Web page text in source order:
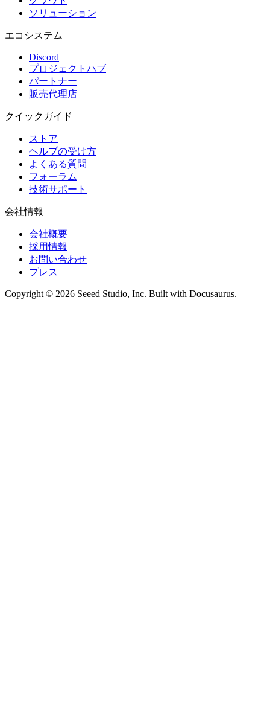
ソリューション
エコシステム
Discord
プロジェクトハブ
パートナー
販売代理店
クイックガイド
ストア
ヘルプの受け方
よくある質問
フォーラム
技術サポート
会社情報
会社概要
採用情報
お問い合わせ
プレス
Copyright © 2026 Seeed Studio, Inc. Built with Docusaurus.